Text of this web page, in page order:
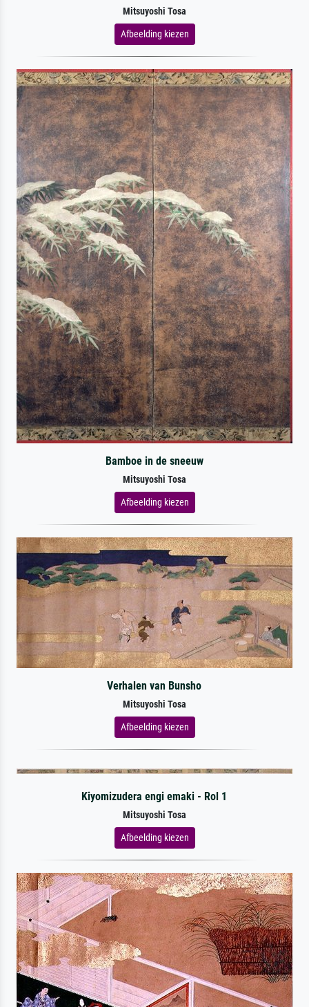
Mitsuyoshi Tosa
Afbeelding kiezen
Bamboe in de sneeuw
Mitsuyoshi Tosa
Afbeelding kiezen
Verhalen van Bunsho
Mitsuyoshi Tosa
Afbeelding kiezen
Kiyomizudera engi emaki - Rol 1
Mitsuyoshi Tosa
Afbeelding kiezen